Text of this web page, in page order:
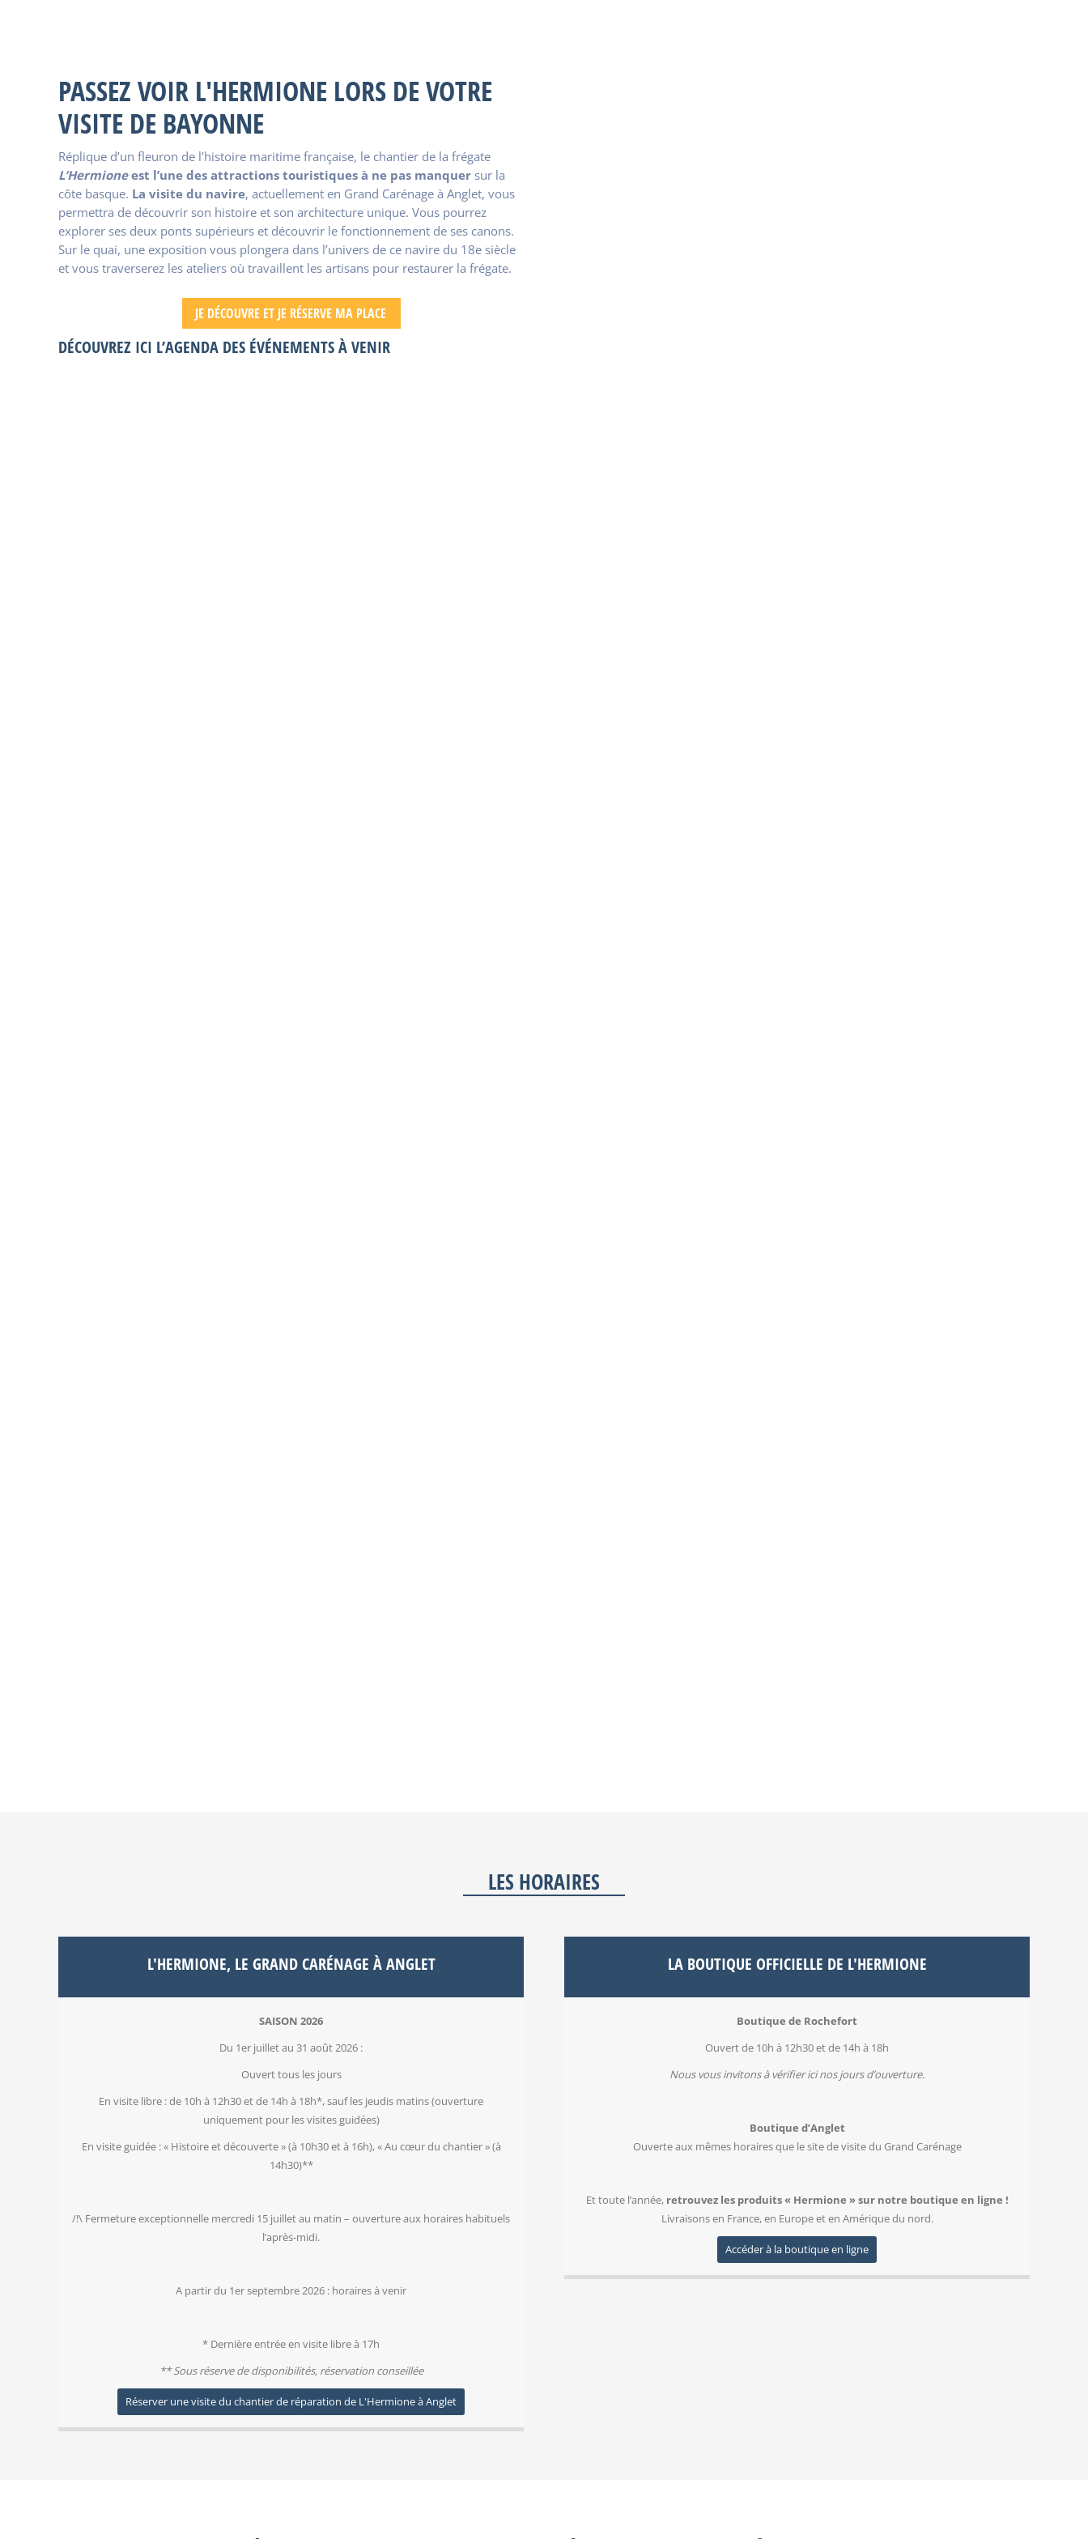
PASSEZ VOIR L'HERMIONE LORS DE VOTRE
VISITE DE BAYONNE
Réplique d’un fleuron de l’histoire maritime française, le chantier de la frégate
L’Hermioneest l’une des attractions touristiques à ne pas manquer sur la
côte basque. La visite du navire, actuellement en Grand Carénage à Anglet, vous
permettra de découvrir son histoire et son architecture unique. Vous pourrez
explorer ses deux ponts supérieurs et découvrir le fonctionnement de ses canons.
Sur le quai, une exposition vous plongera dans l’univers de ce navire du 18e siècle
et vous traverserez les ateliers où travaillent les artisans pour restaurer la frégate.
JE DÉCOUVRE ET JE RÉSERVE MA PLACE
DÉCOUVREZ ICI L’AGENDA DES ÉVÉNEMENTS À VENIR
LES HORAIRES
L'HERMIONE, LE GRAND CARÉNAGE À ANGLET
SAISON 2026
Du 1er juillet au 31 août 2026 :
Ouvert tous les jours
En visite libre : de 10h à 12h30 et de 14h à 18h*, sauf les jeudis matins (ouverture
uniquement pour les visites guidées)
En visite guidée : « Histoire et découverte » (à 10h30 et à 16h), « Au cœur du chantier » (à
14h30)**
/!\ Fermeture exceptionnelle mercredi 15 juillet au matin – ouverture aux horaires habituels
l’après-midi.
A partir du 1er septembre 2026 : horaires à venir
* Dernière entrée en visite libre à 17h
** Sous réserve de disponibilités, réservation conseillée
Réserver une visite du chantier de réparation de L'Hermione à Anglet
LA BOUTIQUE OFFICIELLE DE L'HERMIONE
Boutique de Rochefort
Ouvert de 10h à 12h30 et de 14h à 18h
Nous vous invitons àvérifier ici nos jours d’ouverture.
Boutique d’Anglet
Ouverte aux mêmes horaires que le site de visite du Grand Carénage
Et toute l’année, retrouvez les produits « Hermione » sur notre boutique en ligne !
Livraisons en France, en Europe et en Amérique du nord.
Accéder à la boutique en ligne